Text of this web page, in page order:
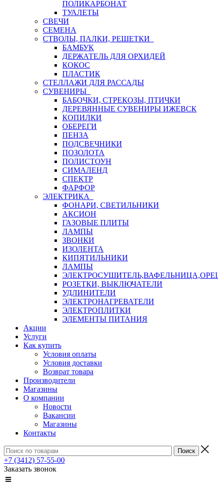
ПОЛИКАРБОНАТ
ТУАЛЕТЫ
СВЕЧИ
СЕМЕНА
СТВОЛЫ, ПАЛКИ, РЕШЕТКИ
БАМБУК
ДЕРЖАТЕЛЬ ДЛЯ ОРХИДЕЙ
КОКОС
ПЛАСТИК
СТЕЛЛАЖИ ДЛЯ РАССАДЫ
СУВЕНИРЫ
БАБОЧКИ, СТРЕКОЗЫ, ПТИЧКИ
ДЕРЕВЯННЫЕ СУВЕНИРЫ ИЖЕВСК
КОПИЛКИ
ОБЕРЕГИ
ПЕНЗА
ПОДСВЕЧНИКИ
ПОЗОЛОТА
ПОЛИСТОУН
СИМАЛЕНД
СПЕКТР
ФАРФОР
ЭЛЕКТРИКА
ФОНАРИ, СВЕТИЛЬНИКИ
АКСИОН
ГАЗОВЫЕ ПЛИТЫ
ЛАМПЫ
ЗВОНКИ
ИЗОЛЕНТА
КИПЯТИЛЬНИКИ
ЛАМПЫ
РОЗЕТКИ, ВЫКЛЮЧАТЕЛИ
УДЛИНИТЕЛИ
ЭЛЕКТРОНАГРЕВАТЕЛИ
ЭЛЕКТРОПЛИТКИ
ЭЛЕМЕНТЫ ПИТАНИЯ
Акции
Услуги
Как купить
Условия оплаты
Условия доставки
Возврат товара
Производители
Магазины
О компании
Новости
Вакансии
Магазины
Контакты
+7 (3412) 57-55-00
Заказать звонок